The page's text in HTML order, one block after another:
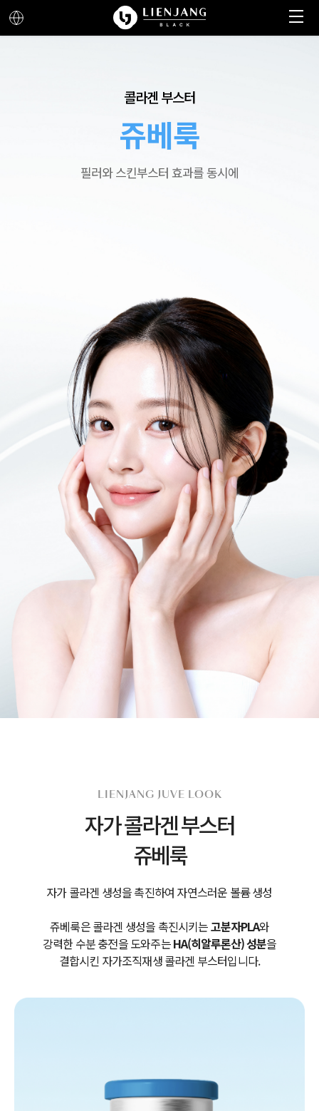
콜라겐 부스터
쥬베룩
필러와 스킨부스터 효과를 동시에
LIENJANG JUVE LOOK
자가 콜라겐 부스터
쥬베룩
자가 콜라겐 생성을 촉진하여 자연스러운 볼륨 생성
쥬베룩은 콜라겐 생성을 촉진시키는고분자PLA와
강력한 수분 충전을 도와주는HA(히알루론산) 성분을
결합시킨 자가조직재생 콜라겐 부스터입니다.